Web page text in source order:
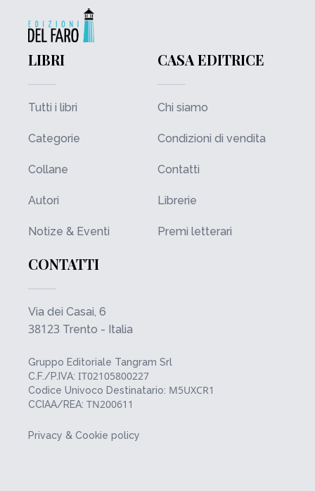
LIBRI
Tutti i libri
Categorie
Collane
Autori
Notize & Eventi
CASA EDITRICE
Chi siamo
Condizioni di vendita
Contatti
Librerie
Premi letterari
CONTATTI
Via dei Casai, 6
38123 Trento - Italia
Gruppo Editoriale Tangram Srl
C.F./P.IVA: IT02105800227
Codice Univoco Destinatario: M5UXCR1
CCIAA/REA: TN200611
Privacy & Cookie policy